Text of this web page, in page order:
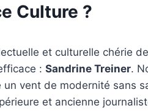
Culture ?
et culturelle chérie
: Sandrine Treiner.
vent de modernité sans
et ancienne